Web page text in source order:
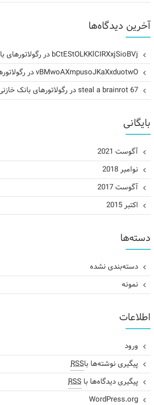
آخرین دیدگاه‌ها
bCtEStOLKKlCIRXxjSioBVj دررگولاتورهای
vBMwoAXmpusoJKaXxduotwOدر
steal a brainrot 67 دررگولاتورهای بانک
بایگانی
آگوست 2021
نوامبر 2018
آگوست 2017
اکتبر 2015
دسته‌ها
دسته‌بندی نشده
نمونه
اطلاعات
ورود
پیگیری نوشته‌ها باRSS
پیگیری دیدگاه‌ها با RSS
WordPress.org